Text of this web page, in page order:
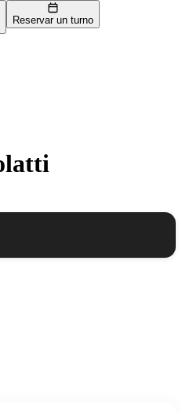
Reservar un turno